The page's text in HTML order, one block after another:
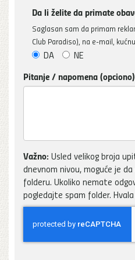
Da li želite da primate
Saglasan sam da primam
Club Paradiso), na e-mail,
DA NE
Pitanje / napomena
Važno: Usled velikog broja
dnevnom nivou, moguće je
folderu. Ukoliko nemate
pogledajte spam folder.